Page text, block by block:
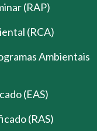
(RAP)
(RCA)
Ambientais
(EAS)
(RAS)